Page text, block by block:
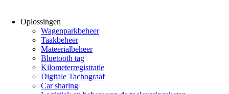
Oplossingen
Wagenparkbeheer
Taakbeheer
Mateerialbeheer
Bluetooth tag
Kilometerregistratie
Digitale Tachograaf
Car sharing